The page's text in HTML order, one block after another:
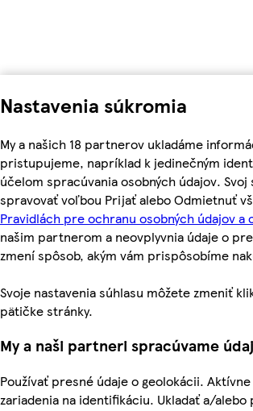
Nastavenia súkromia
My a našich 18 partnerov ukladáme
pristupujeme, napríklad k jedinečným
účelom spracúvania osobných údajov.
spravovať voľbou Prijať alebo Odmietnuť
Pravidlách pre ochranu osobných údajov a
našim partnerom a neovplyvnia údaje o
zmení spôsob, akým vám prispôsobíme
Svoje nastavenia súhlasu môžete zmeniť
pätičke stránky.
My a naši partneri spracúvame
Používať presné údaje o geolokácii.
zariadenia na identifikáciu. Ukladať a/